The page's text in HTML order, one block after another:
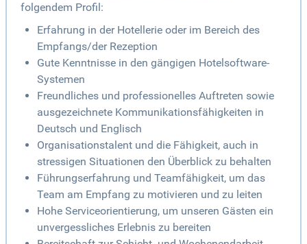
folgendem Profil:
Erfahrung in der Hotellerie oder im Bereich des
Empfangs/der Rezeption
Gute Kenntnisse in den gängigen Hotelsoftware-
Systemen
Freundliches und professionelles Auftreten sowie
ausgezeichnete Kommunikationsfähigkeiten in
Deutsch und Englisch
Organisationstalent und die Fähigkeit, auch in
stressigen Situationen den Überblick zu behalten
Führungserfahrung und Teamfähigkeit, um das
Team am Empfang zu motivieren und zu leiten
Hohe Serviceorientierung, um unseren Gästen ein
unvergessliches Erlebnis zu bereiten